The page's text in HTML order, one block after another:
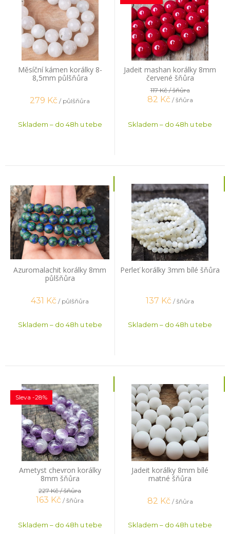
Měsíční kámen korálky 8-
8,5mm půlšňůra
279 Kč / půlšňůra
Skladem – do 48h u tebe
Jadeit mashan korálky 8mm
červené šňůra
117 Kč/ šňůra
82 Kč / šňůra
Skladem – do 48h u tebe
Azuromalachit korálky 8mm
půlšňůra
431 Kč / půlšňůra
Skladem – do 48h u tebe
Perleť korálky 3mm bílé šňůra
137 Kč / šňůra
Skladem – do 48h u tebe
Ametyst chevron korálky
8mm šňůra
Sleva -28%
227 Kč/ šňůra
163 Kč / šňůra
Skladem – do 48h u tebe
Jadeit korálky 8mm bílé
matné šňůra
82 Kč / šňůra
Skladem – do 48h u tebe